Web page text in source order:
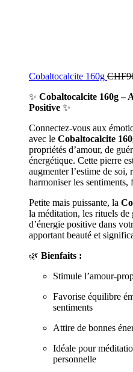
Cobaltocalcite 160g CHF
✨ Cobaltocalcite 160g –
Positive ✨
Connectez-vous aux
avec le Cobaltocalcite
propriétés d’amour, de
énergétique. Cette pierre
augmenter l’estime de
harmoniser les
Petite mais puissante, la
la méditation, les rituels
d’énergie positive dans
apportant beauté et
🌿 Bienfaits :
Stimule l’amour-
Favorise équilibre
sentiments
Attire de bonnes
Idéale pour
personnelle